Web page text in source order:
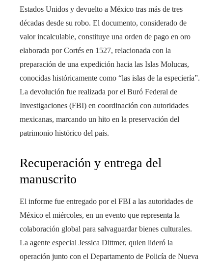
Estados Unidos y devuelto a México tras más de tres
décadas desde su robo. El documento, considerado de
valor incalculable, constituye una orden de pago en oro
elaborada por Cortés en 1527, relacionada con la
preparación de una expedición hacia las Islas Molucas,
conocidas históricamente como “las islas de la especiería”.
La devolución fue realizada por el Buró Federal de
Investigaciones (FBI) en coordinación con autoridades
mexicanas, marcando un hito en la preservación del
patrimonio histórico del país.
Recuperación y entrega del
manuscrito
El informe fue entregado por el FBI a las autoridades de
México el miércoles, en un evento que representa la
colaboración global para salvaguardar bienes culturales.
La agente especial Jessica Dittmer, quien lideró la
operación junto con el Departamento de Policía de Nueva